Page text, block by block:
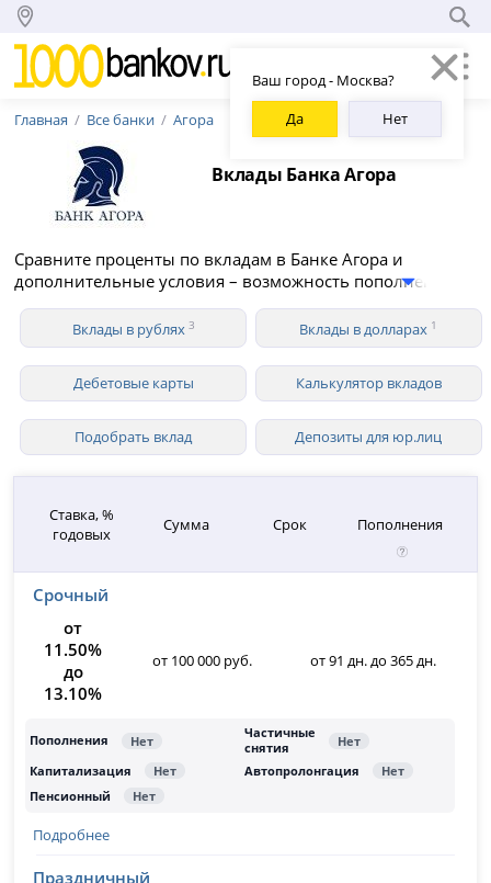
Ваш город - Москва?
Да
Нет
Главная Все банки Агора
Вклады Банка Агора
Сравните проценты по вкладам в Банке Агора и
дополнительные условия – возможность пополнения и
снятия средств, капитализация, вклады для
пенсионеров. В 2026 году Агора предлагает 3 вклада для
физических лиц в рублях со ставкой до 13.10% годовых.
Вклады в рублях 3 Вклады в долларах 1
Дебетовые карты Калькулятор вкладов
Подобрать вклад Депозиты для юр.лиц
Ставка, %
годовых
Сумма Срок Пополнения
Срочный
от
11.50%
до
13.10%
от 100 000 руб. от 91 дн. до 365 дн.
Подробнее
Праздничный